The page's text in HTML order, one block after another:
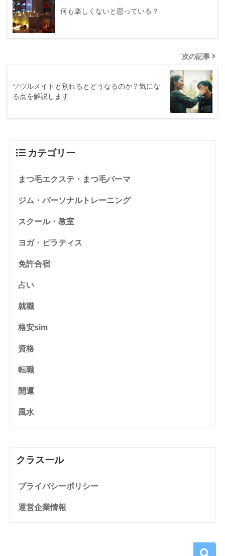
何も楽しくないと思っている？
次の記事
ソウルメイトと別れるとどうなるのか？気にな
る点を解説します
カテゴリー
まつ毛エクステ・まつ毛パーマ
ジム・パーソナルトレーニング
スクール・教室
ヨガ・ピラティス
免許合宿
占い
就職
格安sim
資格
転職
開運
風水
クラスール
プライバシーポリシー
運営企業情報